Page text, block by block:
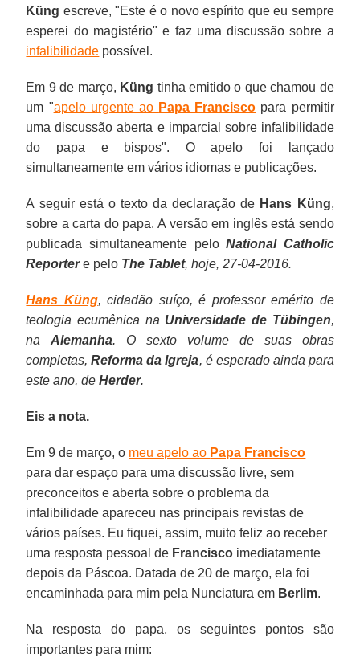
Küng escreve, "Este é o novo espírito que eu sempre
esperei do magistério" e faz uma discussão sobre a
infalibilidade possível.
Em 9 de março, Küng tinha emitido o que chamou de
um "apelo urgente ao Papa Francisco para permitir
uma discussão aberta e imparcial sobre infalibilidade
do papa e bispos". O apelo foi lançado
simultaneamente em vários idiomas e publicações.
A seguir está o texto da declaração de Hans Küng,
sobre a carta do papa. A versão em inglês está sendo
publicada simultaneamente peloNational Catholic
Reportere pelo The Tablet, hoje, 27-04-2016.
Hans Küng, cidadão suíço, é professor emérito de
teologia ecumênica na Universidade de Tübingen,
naAlemanha. O sexto volume de suas obras
completas,Reforma da Igreja, é esperado ainda para
este ano, deHerder.
Eis a nota.
Em 9 de março, o meu apelo ao Papa Francisco
para dar espaço para uma discussão livre, sem
preconceitos e aberta sobre o problema da
infalibilidade apareceu nas principais revistas de
vários países. Eu fiquei, assim, muito feliz ao receber
uma resposta pessoal de Francisco imediatamente
depois da Páscoa. Datada de 20 de março, ela foi
encaminhada para mim pela Nunciatura em Berlim.
Na resposta do papa, os seguintes pontos são
importantes para mim: